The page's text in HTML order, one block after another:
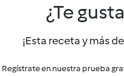
¿Te
¡Esta receta y más
Regístrate en nuestra prueba